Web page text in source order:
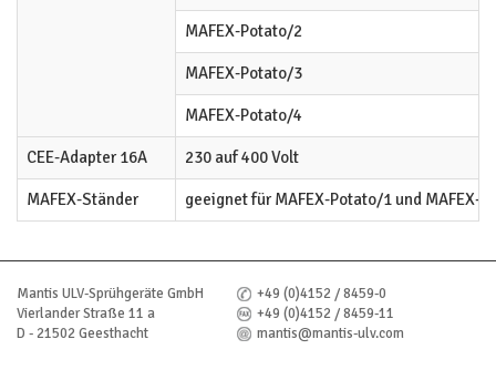
MAFEX-Potato/2
MAFEX-Potato/3
MAFEX-Potato/4
CEE-Adapter 16A 230 auf 400 Volt
MAFEX-Ständer geeignet für MAFEX-Potato/1 und MAFEX-
Mantis ULV-Sprühgeräte GmbH
Vierlander Straße 11 a
D - 21502 Geesthacht
+49 (0)4152 / 8459-0
+49 (0)4152 / 8459-11
mantis@mantis-ulv.com